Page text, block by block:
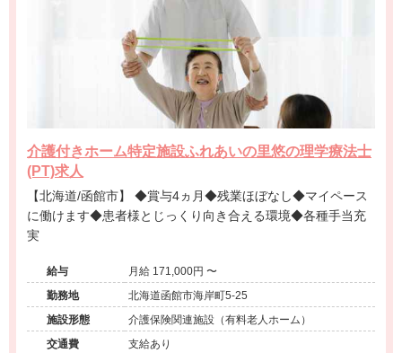
介護付きホーム特定施設ふれあいの里悠の理学療法士
(PT)求人
【北海道/函館市】 ◆賞与4ヵ月◆残業ほぼなし◆マイペース
に働けます◆患者様とじっくり向き合える環境◆各種手当充
実
給与
月給 171,000円 〜
勤務地
北海道函館市海岸町5-25
施設形態
介護保険関連施設（有料老人ホーム）
交通費
支給あり